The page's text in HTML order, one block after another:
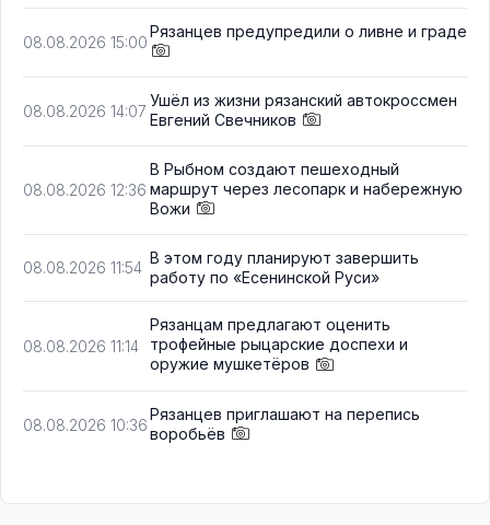
08.08.2026 15:00
Рязанцев предупредили о ливне и граде
08.08.2026 14:07
Ушёл из жизни рязанский автокроссмен
Евгений Свечников
08.08.2026 12:36
В Рыбном создают пешеходный
маршрут через лесопарк и набережную
Вожи
08.08.2026 11:54
В этом году планируют завершить
работу по «Есенинской Руси»
08.08.2026 11:14
Рязанцам предлагают оценить
трофейные рыцарские доспехи и
оружие мушкетёров
08.08.2026 10:36
Рязанцев приглашают на перепись
воробьёв